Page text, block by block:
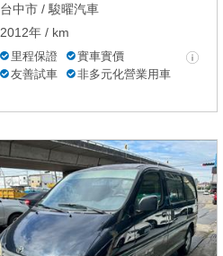
台中市 / 駿曜汽車
2012年 / km
里程保證
實車實價
友善試車
非多元化營業用車